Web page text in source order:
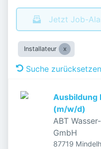
Jetzt Job-
Installateur
Suche zurücksetzen
Ausbildung
(m/w/d)
ABT
GmbH
87719